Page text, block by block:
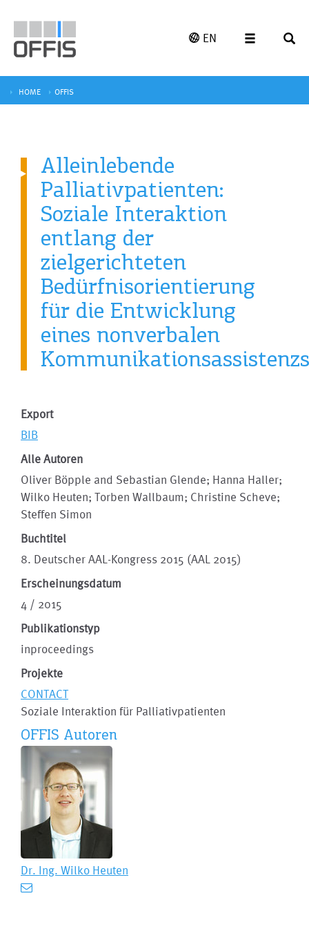
EN
HOME OFFIS
Alleinlebende
Palliativpatienten:
Soziale Interaktion
entlang der
zielgerichteten
Bedürfnisorientierung
für die Entwicklung
eines nonverbalen
Export
BIB
Alle Autoren
Oliver Böpple and Sebastian Glende; Hanna Haller;
Wilko Heuten; Torben Wallbaum; Christine Scheve;
Steffen Simon
Buchtitel
8. Deutscher AAL-Kongress 2015 (AAL 2015)
Erscheinungsdatum
4 / 2015
Publikationstyp
inproceedings
Projekte
CONTACT
Soziale Interaktion für Palliativpatienten
OFFIS Autoren
Dr. Ing. Wilko Heuten